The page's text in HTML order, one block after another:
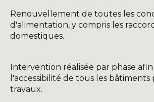
Renouvellement de toutes les
d'alimentation, y compris les
domestiques.
Intervention réalisée par phase
l'accessibilité de tous les
travaux.